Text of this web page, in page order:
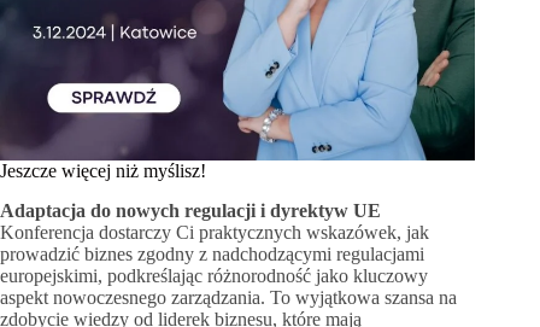
Jeszcze więcej niż myślisz!
Adaptacja do nowych regulacji i dyrektyw UE
Konferencja dostarczy Ci praktycznych wskazówek, jak
prowadzić biznes zgodny z nadchodzącymi regulacjami
europejskimi, podkreślając różnorodność jako kluczowy
aspekt nowoczesnego zarządzania. To wyjątkowa szansa na
zdobycie wiedzy od liderek biznesu, które mają